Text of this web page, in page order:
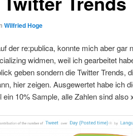
Wilfried Hoge
der re:publica, konnte mich aber gar
widmen, weil ich gearbeitet
geben sondern die Twitter Trends,
hier zeigen. Ausgewertet habe ich
10% Sample, alle Zahlen sind also